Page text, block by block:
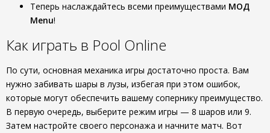
Теперь наслаждайтесь всеми преимуществами МОД
Menu!
Как играть в Pool Online
По сути, основная механика игры достаточно проста. Вам
нужно забивать шары в лузы, избегая при этом ошибок,
которые могут обеспечить вашему сопернику преимущество.
В первую очередь, выберите режим игры — 8 шаров или 9.
Затем настройте своего персонажа и начните матч. Вот